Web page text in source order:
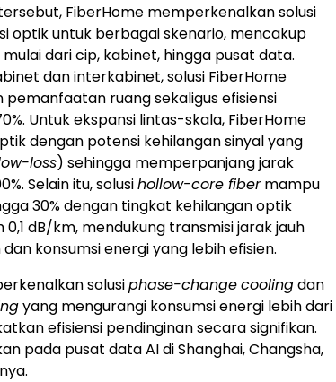
FiberHome memperkenalkan solusi
optik untuk berbagai skenario, mencakup
dari cip, kabinet, hingga pusat data.
dan interkabinet, solusi FiberHome
ruang sekaligus efisiensi
Untuk ekspansi lintas-skala, FiberHome
dengan potensi kehilangan sinyal yang
loss) sehingga memperpanjang jarak
Selain itu, solusihollow-core fibermampu
30% dengan tingkat kehilangan optik
0,1 dB/km, mendukung transmisi jarak jauh
konsumsi energi yang lebih efisien.
solusiphase-changecoolingdan
yang mengurangi konsumsi energi lebih dari
efisiensi pendinginan secara signifikan.
pada pusat data AI di Shanghai, Changsha,